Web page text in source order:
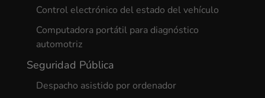
Control electrónico del estado del vehículo
Computadora portátil para diagnóstico
automotriz
Seguridad Pública
Despacho asistido por ordenador